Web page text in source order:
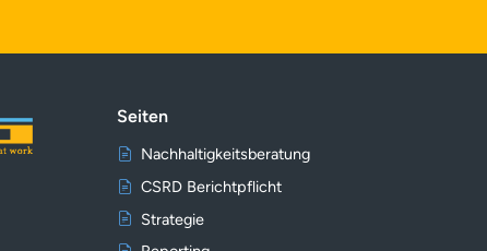
Seiten
Nachhaltigkeitsberatung
CSRD Berichtpflicht
Strategie